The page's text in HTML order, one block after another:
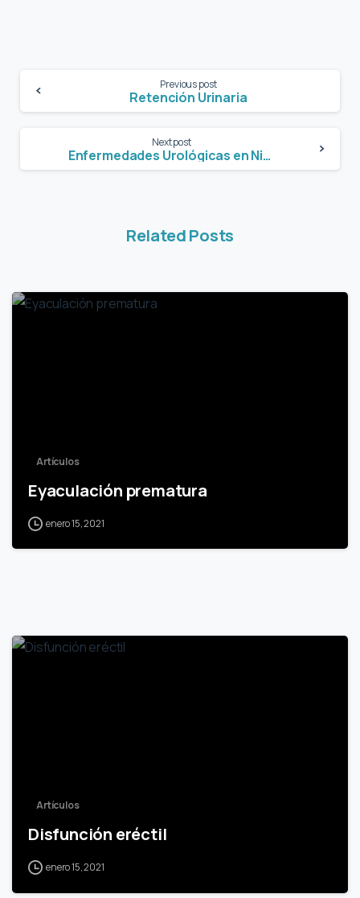
Previous post
Retención Urinaria
Next post
Enfermedades Urológicas en Niños
Related Posts
Artículos
Eyaculación prematura
enero 15, 2021
Artículos
Disfunción eréctil
enero 15, 2021